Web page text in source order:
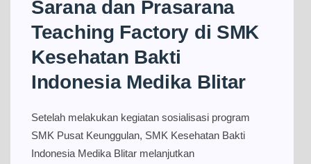
Sarana dan Prasarana
Teaching Factory di SMK
Kesehatan Bakti
Indonesia Medika Blitar
Setelah melakukan kegiatan sosialisasi program
SMK Pusat Keunggulan, SMK Kesehatan Bakti
Indonesia Medika Blitar melanjutkan